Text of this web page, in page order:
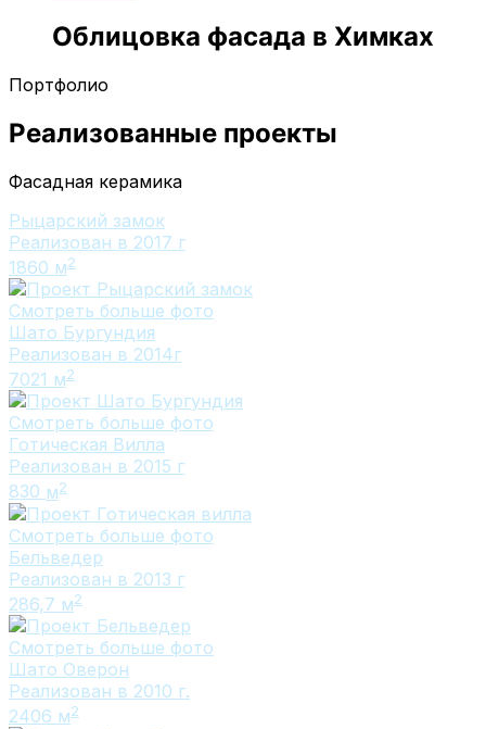
Облицовка фасада в Химках
Портфолио
Реализованные проекты
Фасадная керамика
Рыцарский замок
Реализован в 2017 г
1860 м2
Смотреть больше фото
Шато Бургундия
Реализован в 2014г
7021 м2
Смотреть больше фото
Готическая Вилла
Реализован в 2015 г
830 м2
Смотреть больше фото
Бельведер
Реализован в 2013 г
286,7 м2
Смотреть больше фото
Шато Оверон
Реализован в 2010 г.
2406 м2